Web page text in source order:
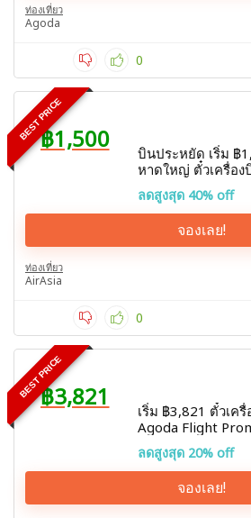
ท่องเที่ยว
Agoda
0
BEST PRICE฿1,500
บินประหยัด เริ่ม ฿
หาดใหญ่ ตั๋วเครื่อง
ลดสูงสุด 40% off
จองเลย!
ท่องเที่ยว
AirAsia
0
BEST PRICE฿3,821
เริ่ม ฿3,821 ตั๋วเค
Agoda Flight
ลดสูงสุด 20% off
จองเลย!